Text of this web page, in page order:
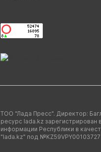
ТОО "Лада Пресс". Директор:
ресурс lada.kz
информации Республики в
"lada.kz" под №KZ59VPY00103727